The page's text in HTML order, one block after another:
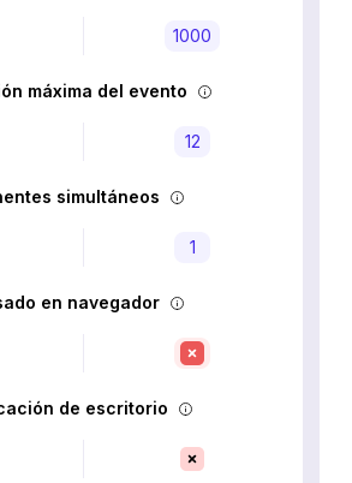
1000
máxima del evento
12
simultáneos
1
en navegador
de escritorio